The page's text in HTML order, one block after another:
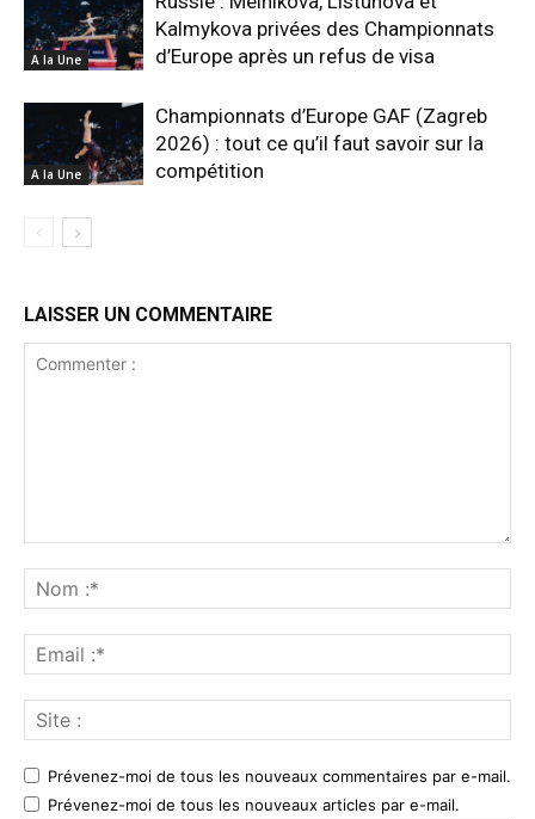
A la Une
Kalmykova privées des Championnats
d’Europe après un refus de visa
A la Une
Championnats d’Europe GAF (Zagreb
2026) : tout ce qu’il faut savoir sur la
compétition
LAISSER UN COMMENTAIRE
Prévenez-moi de tous les nouveaux commentaires par e-mail.
Prévenez-moi de tous les nouveaux articles par e-mail.